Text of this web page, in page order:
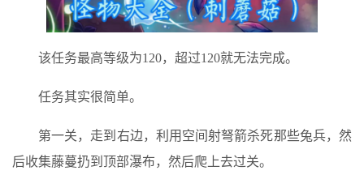
该任务最高等级为120，超过120就无法完成。
任务其实很简单。
第一关，走到右边，利用空间射弩箭杀死那些兔兵，然
后收集藤蔓扔到顶部瀑布，然后爬上去过关。